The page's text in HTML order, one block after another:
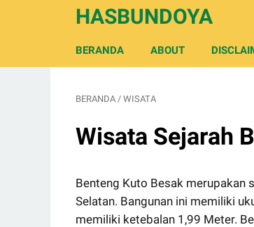
HASBUNDOYA
BERANDA ABOUT
BERANDA / WISATA
Wisata Sejarah
Benteng Kuto Besak merupakan
Selatan. Bangunan ini memiliki
memiliki ketebalan 1,99 Meter.